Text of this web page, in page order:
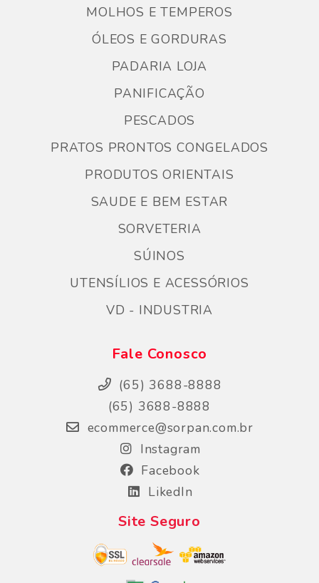
MOLHOS E TEMPEROS
ÓLEOS E GORDURAS
PADARIA LOJA
PANIFICAÇÃO
PESCADOS
PRATOS PRONTOS CONGELADOS
PRODUTOS ORIENTAIS
SAUDE E BEM ESTAR
SORVETERIA
SÚINOS
UTENSÍLIOS E ACESSÓRIOS
VD - INDUSTRIA
Fale Conosco
(65) 3688-8888
(65) 3688-8888
ecommerce@sorpan.com.br
Instagram
Facebook
LikedIn
Site Seguro